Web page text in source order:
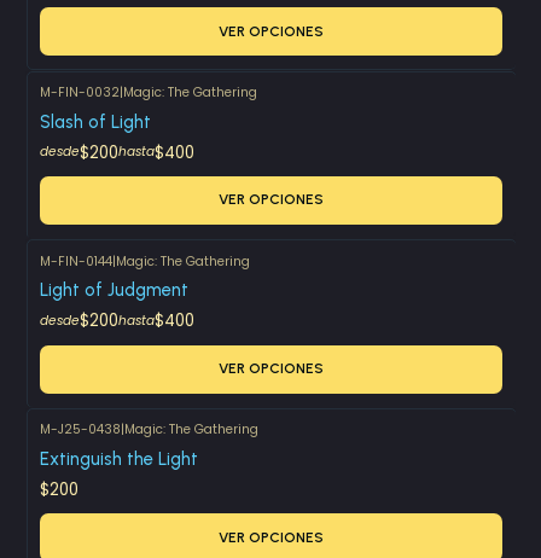
VER OPCIONES
M-FIN-0032|Magic: The Gathering
Slash of Light
desde$200hasta$400
VER OPCIONES
M-FIN-0144|Magic: The Gathering
Light of Judgment
desde$200hasta$400
VER OPCIONES
M-J25-0438|Magic: The Gathering
Extinguish the Light
$200
VER OPCIONES